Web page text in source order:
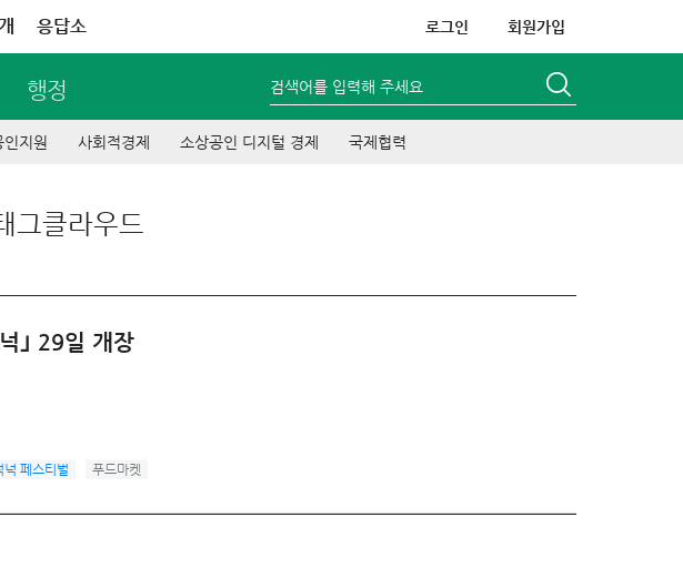
응답소 로그인 회원가입
행정 검색어를 입력해 주세요
인지원 사회적경제 소상공인 디지털 경제 국제협력
그클라우드
｣ 29일 개장
넉 페스티벌 푸드마켓